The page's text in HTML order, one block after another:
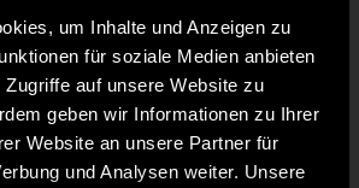
um Inhalte und Anzeigen zu
für soziale Medien anbieten
auf unsere Website zu
geben wir Informationen zu Ihrer
Website an unsere Partner für
und Analysen weiter. Unsere